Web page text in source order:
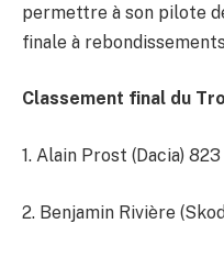
permettre à son pilote
finale à
Classement final du
1. Alain Prost (Dacia)
2. Benjamin Rivière